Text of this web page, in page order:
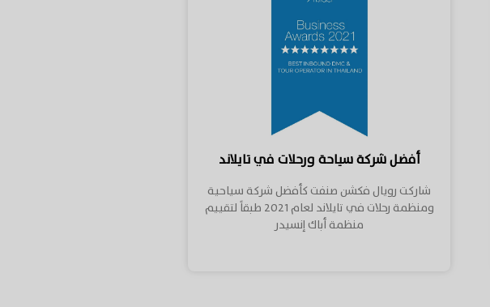
أفضل شركة سياحة ورحلات في تايلاند
شاركت رويال فكشن صنفت كأفضل شركة سياحية
ومنظمة رحلات في تايلاند لعام 2021 طبقاً لتقييم
منظمة أباك إنسيدر